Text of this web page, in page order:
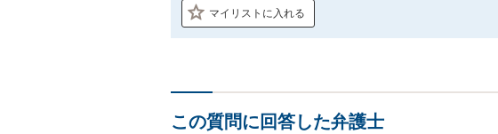
マイリストに入れる
この質問に回答した弁護士